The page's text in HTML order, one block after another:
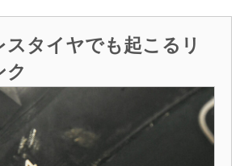
スタイヤでも起こるリ
ク